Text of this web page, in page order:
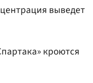
выведет
кроются